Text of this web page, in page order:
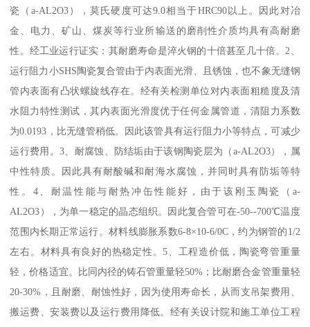
瓷（a-AL2O3），莫氏硬度可达9.0相当于HRC90以上。因此对冶
金、电力、矿山、煤炭等行业所输送的磨削性介质均具有高耐磨
性。经工业运行证实：其耐磨寿命是淬火钢的十倍甚至几十倍。2、
运行阻力小SHS陶瓷复合管由于内表面光滑、且锈蚀，也不象无缝钢
管内表面有凸状螺旋线存在。经有关检测单位对内表面粗糙度及清
水阻力特性测试，其内表面光滑度优于任何金属管道，清阻力系数
为0.0193，比无缝管稍低。因此该管具有运行阻力小等特点，可减少
运行费用。3、耐腐蚀、防结垢由于该钢陶瓷层为（a-AL2O3），属
中性特质。因此具有耐酸碱和耐海水腐蚀，并同时具有防垢等特
性。4、耐温性能与耐热冲缶性能好，由于该刚玉陶瓷（a-
AL2O3），为单一稳定的晶态组织。因此复合管可在-50--700℃温度
范围内长期正常运行。材料线膨胀系数6-8×10-6/0C，约为钢管的1/2
左右。材料具有良好的热稳定性。5、工程造价低，陶瓷弯管重量
轻，价格适宜。比同内径的铸石管重量轻50%；比耐磨合金管重量轻
20-30%，且耐磨、耐蚀性好，因为使用寿命长，从而支吊架费用、
搬运费、安装费以及运行费用降低。经有关设计院和施工单位工程